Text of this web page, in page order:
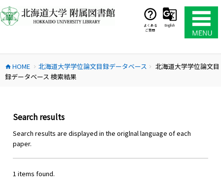
ン
テ
ス
キ
よくある
ご質問
English
home HOME chevron_right 北海道大学学位論文目録データベース chevron_right
北海道大学学位論文目
録データベース 検索結果
Search results
Search results are displayed in the origlnal language of each
paper.
1 items found.